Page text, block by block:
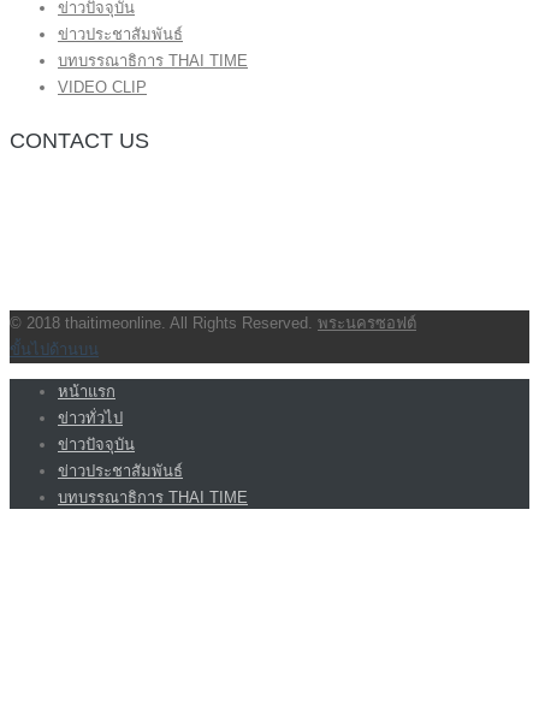
ข่าวปัจจุบัน
ข่าวประชาสัมพันธ์
บทบรรณาธิการ THAI TIME
VIDEO CLIP
CONTACT US
© 2018 thaitimeonline. All Rights Reserved. พระนครซอฟต์
ขั้นไปด้านบน
หน้าแรก
ข่าวทั่วไป
ข่าวปัจจุบัน
ข่าวประชาสัมพันธ์
บทบรรณาธิการ THAI TIME